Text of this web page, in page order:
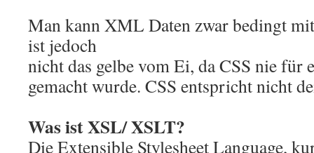
Man kann XML Daten zwar bedingt
ist jedoch
nicht das gelbe vom Ei, da CSS nie für
gemacht wurde. CSS entspricht nicht
Was ist XSL/ XSLT?
Die Extensible Stylesheet Language,